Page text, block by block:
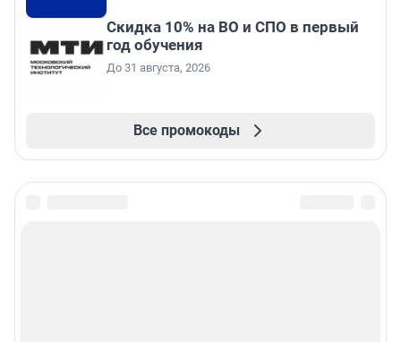
Скидка 10% на ВО и СПО в первый
год обучения
До 31 августа, 2026
Все промокоды